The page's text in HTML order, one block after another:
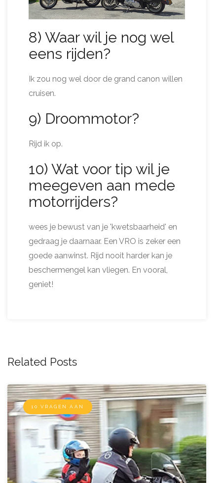
8) Waar wil je nog wel
eens rijden?
Ik zou nog wel door de grand canon willen
cruisen.
9) Droommotor?
Rijd ik op.
10) Wat voor tip wil je
meegeven aan mede
motorrijders?
wees je bewust van je 'kwetsbaarheid' en
gedraag je daarnaar. Een VRO is zeker een
goede aanwinst. Rijd nooit harder kan je
beschermengel kan vliegen. En vooral,
geniet!
Related Posts
10 VRAGEN AAN